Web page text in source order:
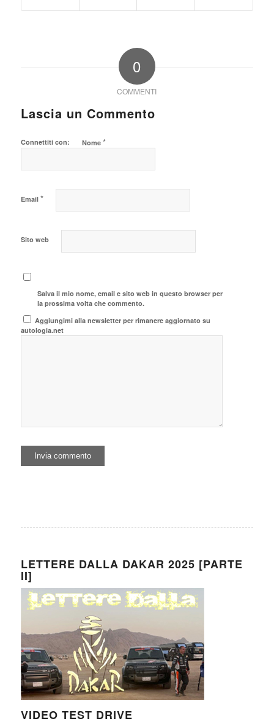
0
COMMENTI
Lascia un Commento
Connettiti con: Nome *
Email *
Sito web
Salva il mio nome, email e sito web in questo browser per
la prossima volta che commento.
Aggiungimi alla newsletter per rimanere aggiornato su
autologia.net
LETTERE DALLA DAKAR 2025 [PARTE
II]
VIDEO TEST DRIVE